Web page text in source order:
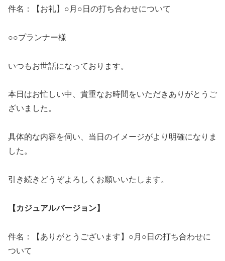
件名：【お礼】○月○日の打ち合わせについて
○○プランナー様
いつもお世話になっております。
本日はお忙しい中、貴重なお時間をいただきありがとうご
ざいました。
具体的な内容を伺い、当日のイメージがより明確になりま
した。
引き続きどうぞよろしくお願いいたします。
【カジュアルバージョン】
件名：【ありがとうございます】○月○日の打ち合わせに
ついて